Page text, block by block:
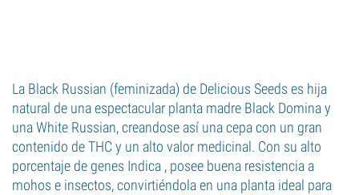
La Black Russian (feminizada) de Delicious Seeds es hija
natural de una espectacular planta madre Black Domina y
una White Russian, creandose así una cepa con un gran
contenido de THC y un alto valor medicinal. Con su alto
porcentaje de genes Indica , posee buena resistencia a
mohos e insectos, convirtiéndola en una planta ideal para